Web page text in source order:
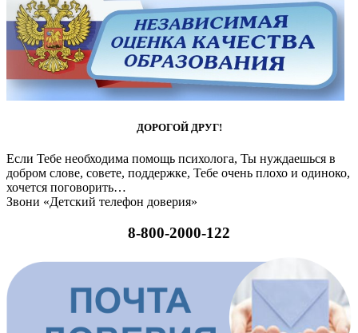
ДОРОГОЙ ДРУГ!
Если Тебе необходима помощь психолога, Ты нуждаешься в
добром слове, совете, поддержке, Тебе очень плохо и одиноко,
хочется поговорить…
Звони «Детский телефон доверия»
8-800-2000-122